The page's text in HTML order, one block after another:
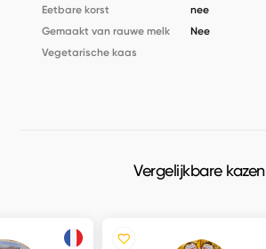
Eetbare korst
nee
Gemaakt van rauwe melk
Nee
Vegetarische kaas
Vergelijkbare kazen